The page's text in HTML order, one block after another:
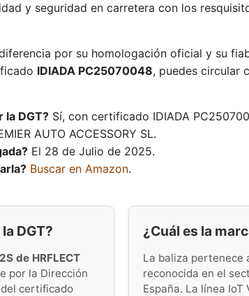
y seguridad en carretera con los
por su homologación oficial y su
IDIADA PC25070048, puedes circular
la DGT? Sí, con certificado IDIADA
AUTO ACCESSORY SL.
El 28 de Julio de 2025.
Buscar en Amazon.
DGT?
de HRFLECT
por la Dirección
certificado
¿Cuál es la
La baliza pertenece
reconocida en el
España. La línea IoT